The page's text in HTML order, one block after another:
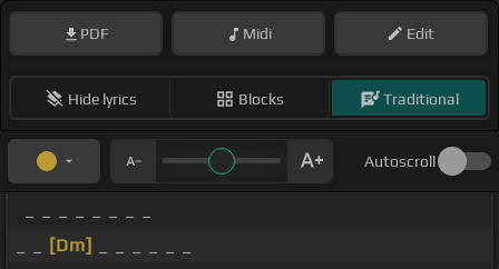
PDF Midi Edit
Hide lyrics Blocks Traditional
Autoscroll
[Dm]